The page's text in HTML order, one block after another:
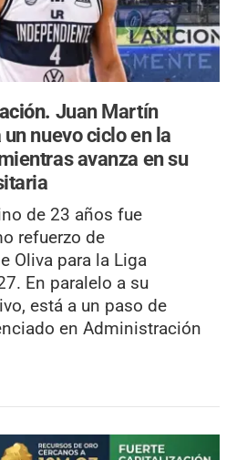
Juan Martín
nuevo ciclo en la
avanza en su
de 23 años fue
refuerzo de
Oliva para la Liga
En paralelo a su
está a un paso de
en Administración